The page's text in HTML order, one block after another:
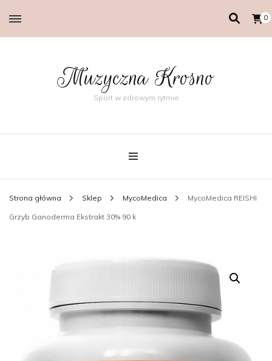
0
Muzyczna Krosno
Sport w zdrowym rytmie
Strona główna Sklep MycoMedica MycoMedica REISHI
Grzyb Ganoderma Ekstrakt 30% 90 k